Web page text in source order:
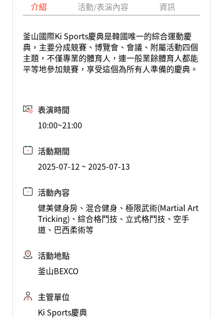
介紹 活動/表演內容 資訊
釜山國際Ki Sports慶典是韓國唯一的綜合運動慶
典，主要分成競賽、博覽會、會議、附屬活動四個
主題，不僅專業的體育人，連一般業餘體育人都能
平等地參加競賽，享受這個為所有人準備的慶典。
表演時間
10:00~21:00
活動期間
2025-07-12 ~ 2025-07-13
活動內容
健美健身房、混合健身、極限武術(Martial Art
Tricking)、綜合格鬥技、立式格鬥技、空手
道、巴西柔術等
活動地點
釜山BEXCO
主管單位
Ki Sports慶典